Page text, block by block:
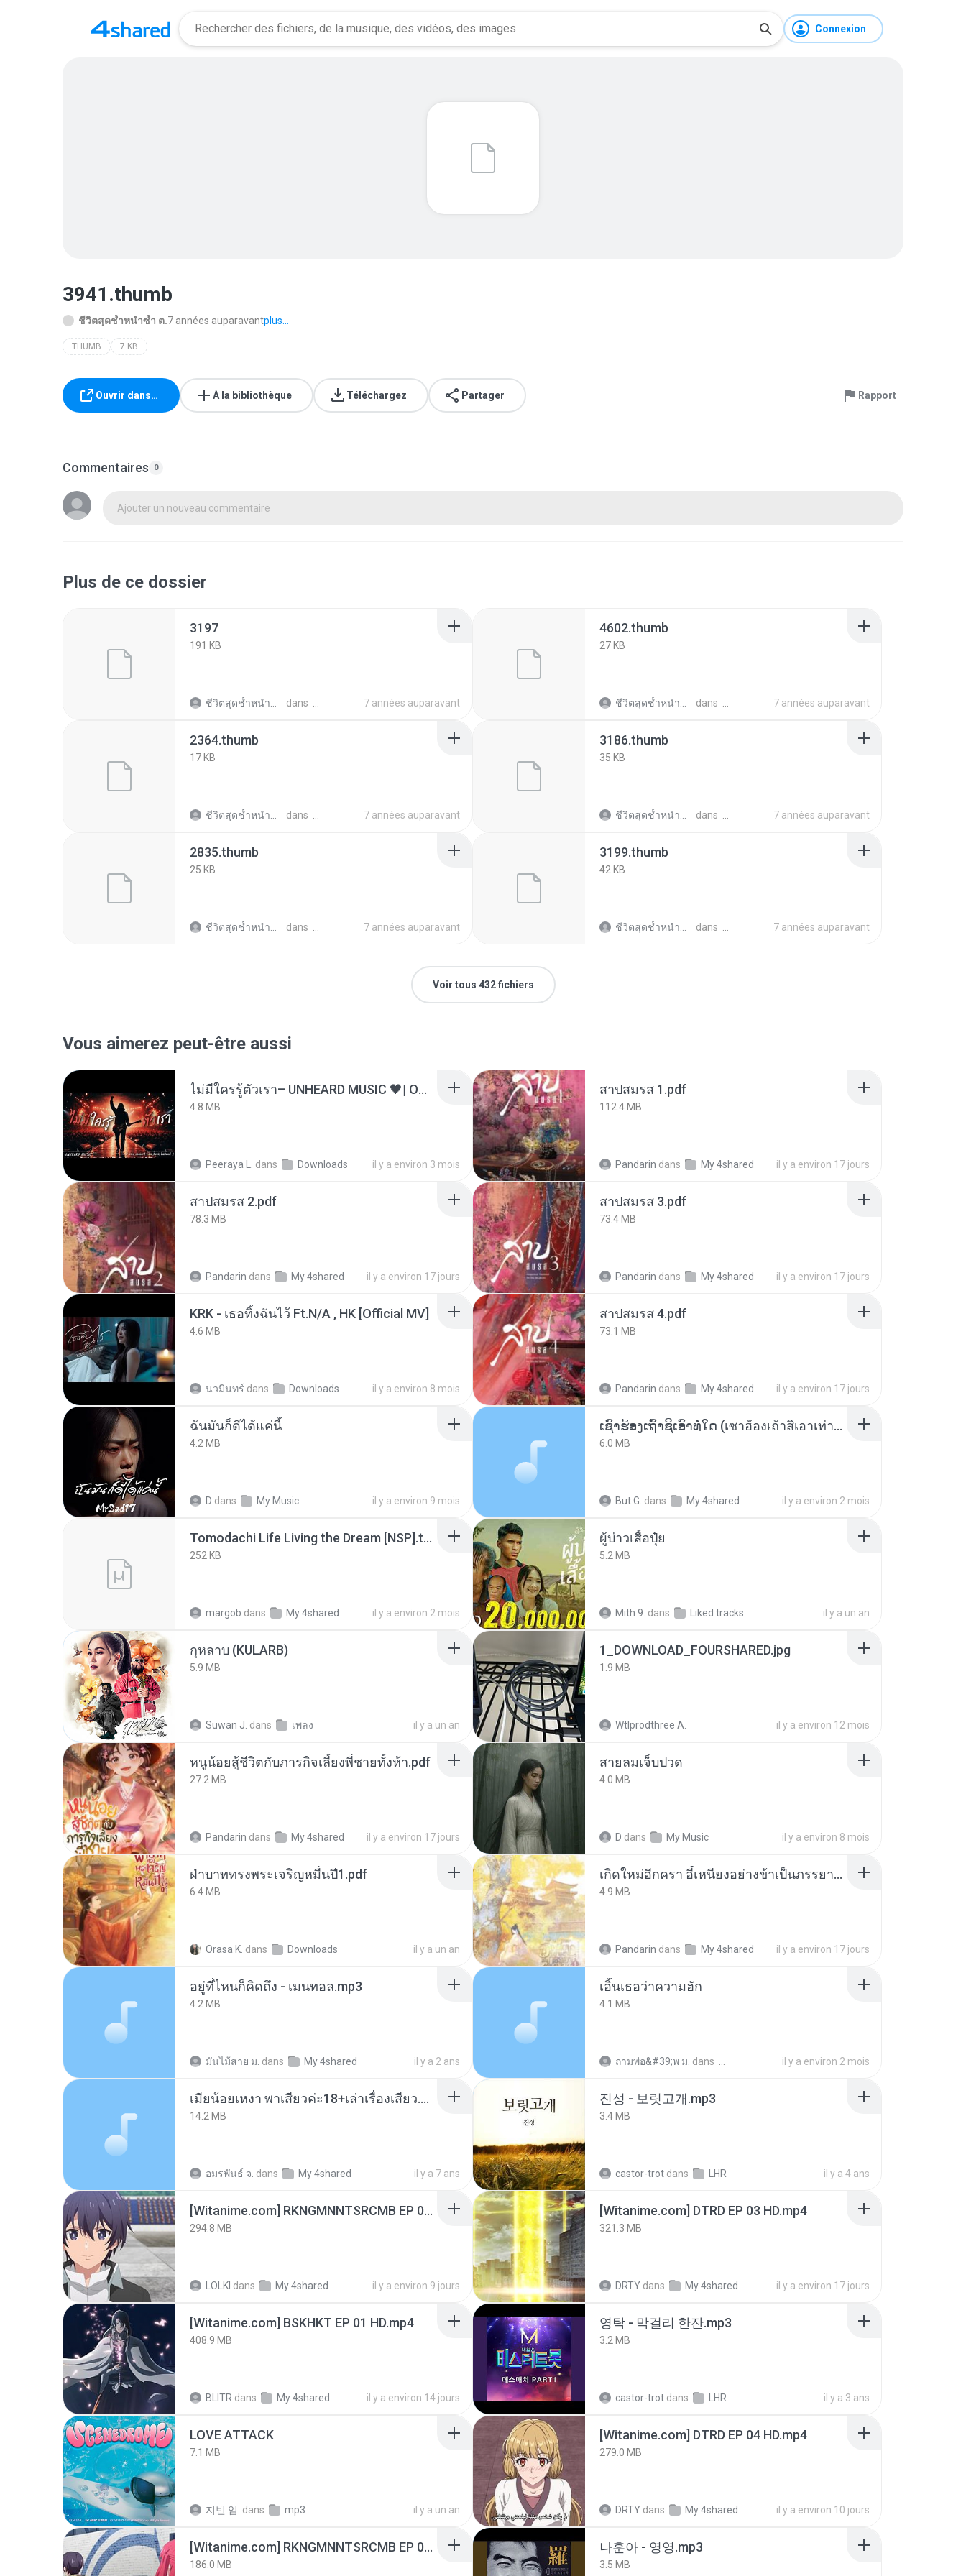
Connexion
3941.thumb
ชีวิตสุดช้ำหนำซ้ำ ต.7 années auparavantplus...
THUMB 7 KB
Ouvrir dans… À la bibliothèque Téléchargez Partager Rapport
Commentaires 0
Ajouter un nouveau commentaire
Plus de ce dossier
3197
191 KB
ชีวิตสุดช้ำหนำซ้ำ ต. dans 7 années auparavant
4602.thumb
27 KB
ชีวิตสุดช้ำหนำซ้ำ ต. dans 7 années auparavant
2364.thumb
17 KB
ชีวิตสุดช้ำหนำซ้ำ ต. dans 7 années auparavant
3186.thumb
35 KB
ชีวิตสุดช้ำหนำซ้ำ ต. dans 7 années auparavant
2835.thumb
25 KB
ชีวิตสุดช้ำหนำซ้ำ ต. dans 7 années auparavant
3199.thumb
42 KB
ชีวิตสุดช้ำหนำซ้ำ ต. dans 7 années auparavant
Voir tous 432 fichiers
Vous aimerez peut-être aussi
ไม่มีใครรู้ตัวเรา– UNHEARD MUSIC 🖤| Official Lyric Video | เพลงสู้ชีวิต
4.8 MB
Peeraya L. dans Downloads il y a environ 3 mois
สาปสมรส 1.pdf
112.4 MB
Pandarin dans My 4shared il y a environ 17 jours
สาปสมรส 2.pdf
78.3 MB
Pandarin dans My 4shared il y a environ 17 jours
สาปสมรส 3.pdf
73.4 MB
Pandarin dans My 4shared il y a environ 17 jours
KRK - เธอทิ้งฉันไว้ Ft.N/A , HK [Official MV]
4.6 MB
นวมินทร์ dans Downloads il y a environ 8 mois
สาปสมรส 4.pdf
73.1 MB
Pandarin dans My 4shared il y a environ 17 jours
ฉันมันก็ดีได้แค่นี้
4.2 MB
D dans My Music il y a environ 9 mois
ເຊົາຮ້ອງເຖົ້າຊິເອົາທໍ່ໃດ (เซาฮ้องเถ้าสิเอาเท่าใด) ບຸນເກີດ ຫນູຫ່ວງ ft. ໂສພາ ຈຸນທະລາ
6.0 MB
But G. dans My 4shared il y a environ 2 mois
Tomodachi Life Living the Dream [NSP].torrent
252 KB
margob dans My 4shared il y a environ 2 mois
ผู้บ่าวเสื้อปุ๋ย
5.2 MB
Mith 9. dans Liked tracks il y a un an
กุหลาบ (KULARB)
5.9 MB
Suwan J. dans เพลง il y a un an
1_DOWNLOAD_FOURSHARED.jpg
1.9 MB
Wtlprodthree A. il y a environ 12 mois
หนูน้อยสู้ชีวิตกับภารกิจเลี้ยงพี่ชายทั้งห้า.pdf
27.2 MB
Pandarin dans My 4shared il y a environ 17 jours
สายลมเจ็บปวด
4.0 MB
D dans My Music il y a environ 8 mois
ฝ่าบาททรงพระเจริญหมื่นปี1.pdf
6.4 MB
Orasa K. dans Downloads il y a un an
เกิดใหม่อีกครา อี๋เหนียงอย่างข้าเป็นภรรยาขุนนาง 1_ST.pdf
4.9 MB
Pandarin dans My 4shared il y a environ 17 jours
อยู่ที่ไหนก็คิดถึง - เมนทอล.mp3
4.2 MB
มันไม้สาย ม. dans My 4shared il y a 2 ans
เอิ้นเธอว่าความฮัก
4.1 MB
ถามพ่อ&#39;พ ม. dans il y a environ 2 mois
เมียน้อยเหงา พาเสียวค่ะ18+เล่าเรื่องเสียว.mp3
14.2 MB
อมรพันธ์ จ. dans My 4shared il y a 7 ans
진성 - 보릿고개.mp3
3.4 MB
castor-trot dans LHR il y a 4 ans
[Witanime.com] RKNGMNNTSRCMB EP 06 HD.mp4
294.8 MB
LOLKI dans My 4shared il y a environ 9 jours
[Witanime.com] DTRD EP 03 HD.mp4
321.3 MB
DRTY dans My 4shared il y a environ 17 jours
[Witanime.com] BSKHKT EP 01 HD.mp4
408.9 MB
BLITR dans My 4shared il y a environ 14 jours
영탁 - 막걸리 한잔.mp3
3.2 MB
castor-trot dans LHR il y a 3 ans
LOVE ATTACK
7.1 MB
지빈 임. dans mp3 il y a un an
[Witanime.com] DTRD EP 04 HD.mp4
279.0 MB
DRTY dans My 4shared il y a environ 10 jours
[Witanime.com] RKNGMNNTSRCMB EP 05 HD.mp4
186.0 MB
나훈아 - 영영.mp3
3.5 MB